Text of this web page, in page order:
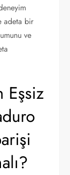
adeta bir
ve
Eşsiz